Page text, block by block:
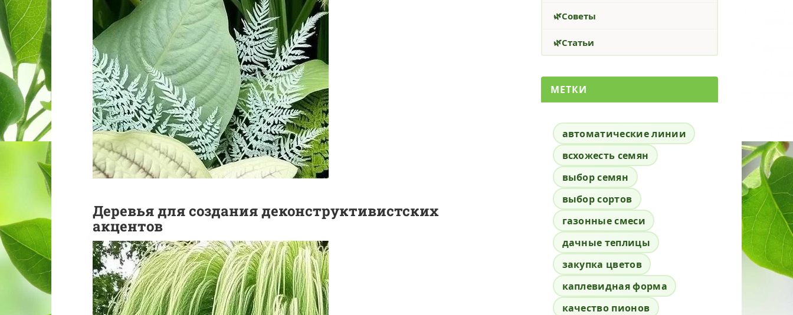
Деревья для создания деконструктивистских
акцентов
Советы
Статьи
МЕТКИ
автоматические линии
всхожесть семян
выбор семян
выбор сортов
газонные смеси
дачные теплицы
закупка цветов
каплевидная форма
качество пионов